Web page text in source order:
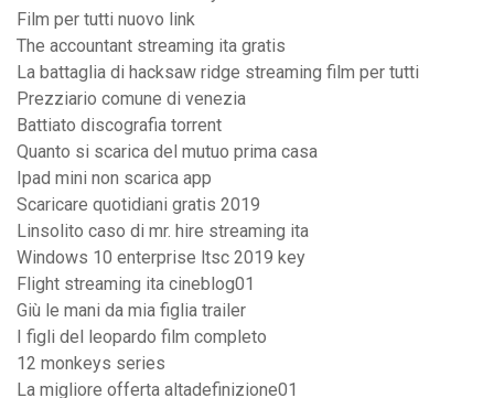
Film per tutti nuovo link
The accountant streaming ita gratis
La battaglia di hacksaw ridge streaming film per tutti
Prezziario comune di venezia
Battiato discografia torrent
Quanto si scarica del mutuo prima casa
Ipad mini non scarica app
Scaricare quotidiani gratis 2019
Linsolito caso di mr. hire streaming ita
Windows 10 enterprise ltsc 2019 key
Flight streaming ita cineblog01
Giù le mani da mia figlia trailer
I figli del leopardo film completo
12 monkeys series
La migliore offerta altadefinizione01